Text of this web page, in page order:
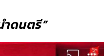
ำดนตรี”